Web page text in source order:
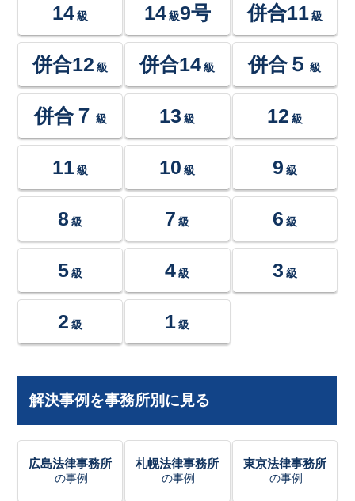
14 級 14級9号 併合11 級
併合12 級 併合14 級 併合５ 級
併合７ 級 13 級 12 級
11 級 10 級 9 級
8 級 7 級 6 級
5 級 4 級 3 級
2 級 1 級
解決事例を事務所別に見る
広島法律事務所
の事例
札幌法律事務所
の事例
東京法律事務所
の事例